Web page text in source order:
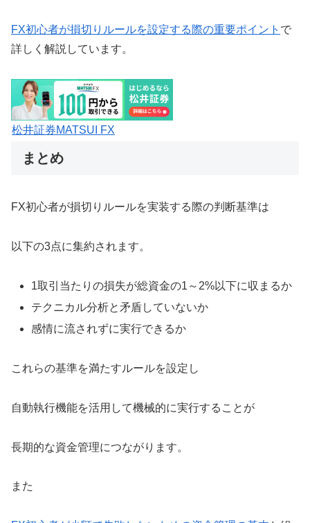
FX初心者が損切りルールを設定する際の重要ポイント で
詳しく解説しています。
松井証券MATSUI FX
まとめ
FX初心者が損切りルールを実装する際の判断基準は
以下の3点に集約されます。
1取引当たりの損失が総資金の1～2%以下に収まるか
テクニカル分析と矛盾していないか
感情に流されずに実行できるか
これらの基準を満たすルールを設定し
自動執行機能を活用して機械的に実行することが
長期的な資金管理につながります。
また